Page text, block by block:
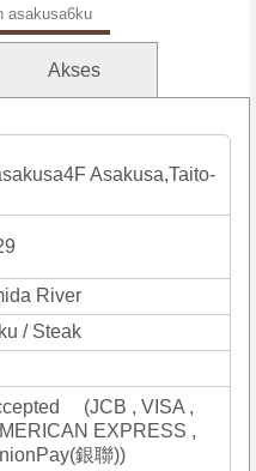
asakusa6ku
Akses
Asakusa,Taito-
River
/ Steak
(JCB , VISA ,
EXPRESS ,
銀聯))